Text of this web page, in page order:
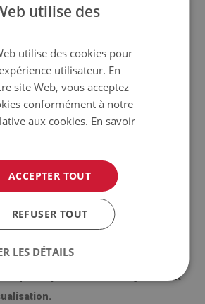
temps, il est sûr pour des
Tapis vinyle Fleurs aquarelles est
pour le la terrasse où on passe
tapis de protection sol posé sur les
de sorte que vous pouvez y
un réel plaisir.
par une maille PES ;
;
moquette peuvent varier légèrement
utilise des
utilise des cookies pour
utilisateur. En
site Web, vous acceptez
conformément à notre
aux cookies. En savoir
ACCEPTER TOUT
REFUSER TOUT
LES DÉTAILS